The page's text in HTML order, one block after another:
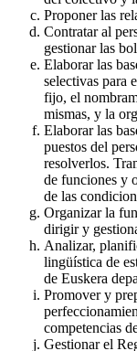
Proponer las
Contratar al
gestionar las
Elaborar las
selectivas para
fijo, el
mismas, y la
Elaborar las
puestos del
resolverlos.
de funciones y
de las
Organizar la
dirigir y
Analizar,
lingüística de
de Euskera
Promover y
competencias
Gestionar el